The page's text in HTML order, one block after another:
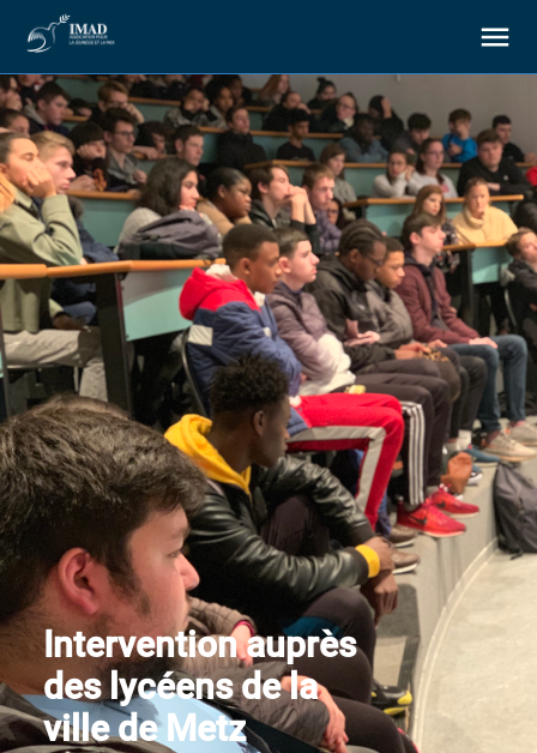
About us
Our goals
Our actions
Resources
Support us
Contact us
Intervention auprès
des lycéens de la
ville de Metz